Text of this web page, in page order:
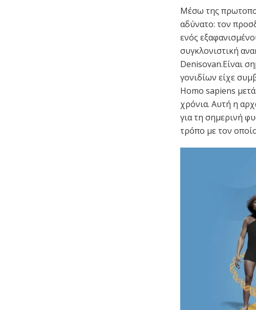
Μέσω της
αδύνατο: τον
ενός
συγκλονιστική
Denisovan.Είναι
γονιδίων είχε
Homo sapiens
χρόνια. Αυτή η
για τη σημερινή
τρόπο με τον